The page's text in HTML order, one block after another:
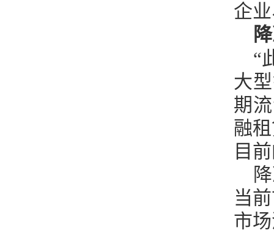
企
“
大
期
融
目
当
市